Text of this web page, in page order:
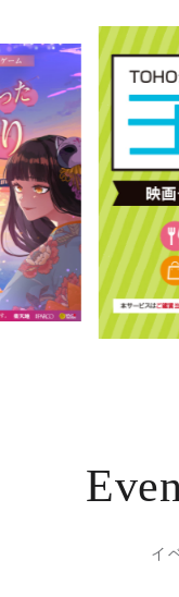
ニュース
レストラン・カ
TAX FREE
PARCOメンバーズ
JP
한국어
ภาษาไทย
日本語
イ